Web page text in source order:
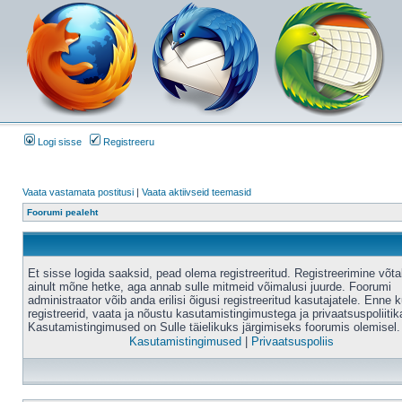
Logi sisse Registreeru
Vaata vastamata postitusi | Vaata aktiivseid teemasid
Foorumi pealeht
Et sisse logida saaksid, pead olema registreeritud. Registreerimine
ainult mõne hetke, aga annab sulle mitmeid võimalusi juurde. Foorumi
administraator võib anda erilisi õigusi registreeritud kasutajatele. Enne
registreerid, vaata ja nõustu kasutamistingimustega ja
Kasutamistingimused on Sulle täielikuks järgimiseks foorumis olemisel.
Kasutamistingimused
Privaatsuspoliis